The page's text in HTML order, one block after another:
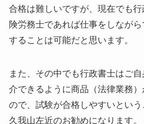
合格は難しいですが、現在でも
険労務士であれば仕事をしなが
することは可能だと思います。
また、その中でも行政書士はご
介できるように商品（法律業務
ので、試験が合格しやすいという
久我山左近のお勧めになります。